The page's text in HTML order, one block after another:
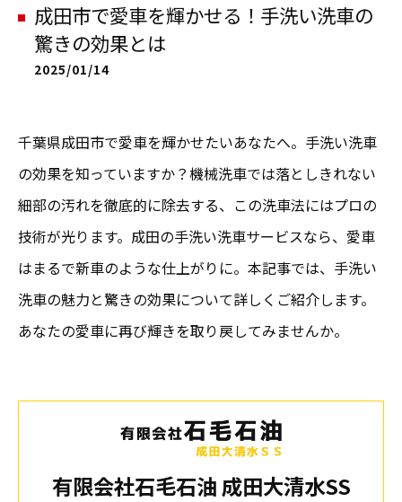
成田市で愛車を輝かせる！手洗い洗車の
驚きの効果とは
2025/01/14
千葉県成田市で愛車を輝かせたいあなたへ。手洗い洗車
の効果を知っていますか？機械洗車では落としきれない
細部の汚れを徹底的に除去する、この洗車法にはプロの
技術が光ります。成田の手洗い洗車サービスなら、愛車
はまるで新車のような仕上がりに。本記事では、手洗い
洗車の魅力と驚きの効果について詳しくご紹介します。
あなたの愛車に再び輝きを取り戻してみませんか。
有限会社石毛石油 成田大清水SS